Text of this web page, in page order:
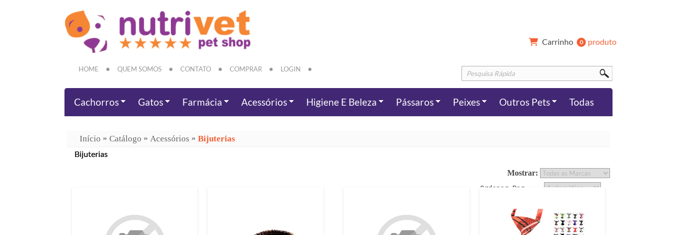
Carrinho 0 produto
HOME QUEM SOMOS CONTATO COMPRAR LOGIN
Cachorros Gatos Farmácia Acessórios Higiene E Beleza Pássaros Peixes Outros Pets Todas
Início » Catálogo » Acessórios » Bijuterias
Bijuterias
Mostrar: